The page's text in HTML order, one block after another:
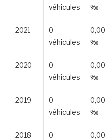
véhicules
‰
2021
0
véhicules
0,00
‰
2020
0
véhicules
0,00
‰
2019
0
véhicules
0,00
‰
2018
0
0,00